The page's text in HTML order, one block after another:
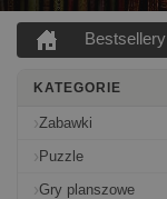
Bestsellery
KATEGORIE
Zabawki
Puzzle
Gry planszowe